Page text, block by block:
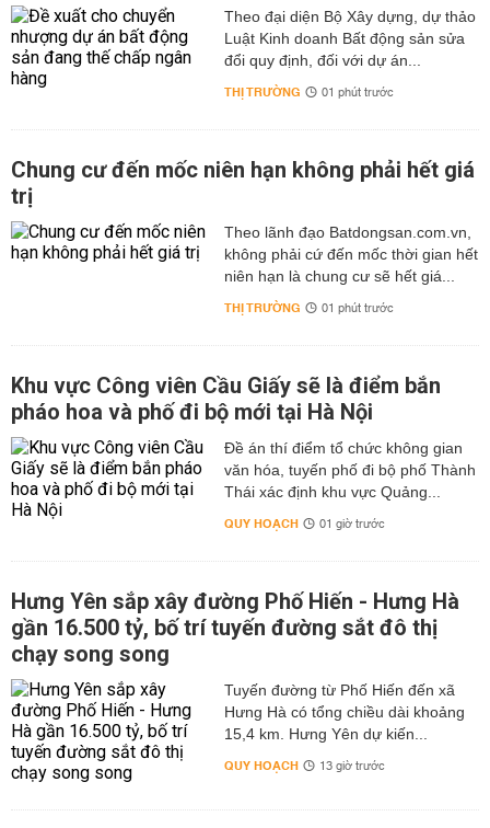
Theo đại diện Bộ Xây dựng, dự thảo
Luật Kinh doanh Bất động sản sửa
đổi quy định, đối với dự án...
THỊ TRƯỜNG 01 phút trước
Chung cư đến mốc niên hạn không phải hết giá
trị
Theo lãnh đạo Batdongsan.com.vn,
không phải cứ đến mốc thời gian hết
niên hạn là chung cư sẽ hết giá...
THỊ TRƯỜNG 01 phút trước
Khu vực Công viên Cầu Giấy sẽ là điểm bắn
pháo hoa và phố đi bộ mới tại Hà Nội
Đề án thí điểm tổ chức không gian
văn hóa, tuyến phố đi bộ phố Thành
Thái xác định khu vực Quảng...
QUY HOẠCH 01 giờ trước
Hưng Yên sắp xây đường Phố Hiến - Hưng Hà
gần 16.500 tỷ, bố trí tuyến đường sắt đô thị
chạy song song
Tuyến đường từ Phố Hiến đến xã
Hưng Hà có tổng chiều dài khoảng
15,4 km. Hưng Yên dự kiến...
QUY HOẠCH 13 giờ trước